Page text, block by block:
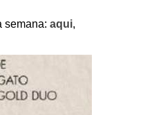
semana: aqui,